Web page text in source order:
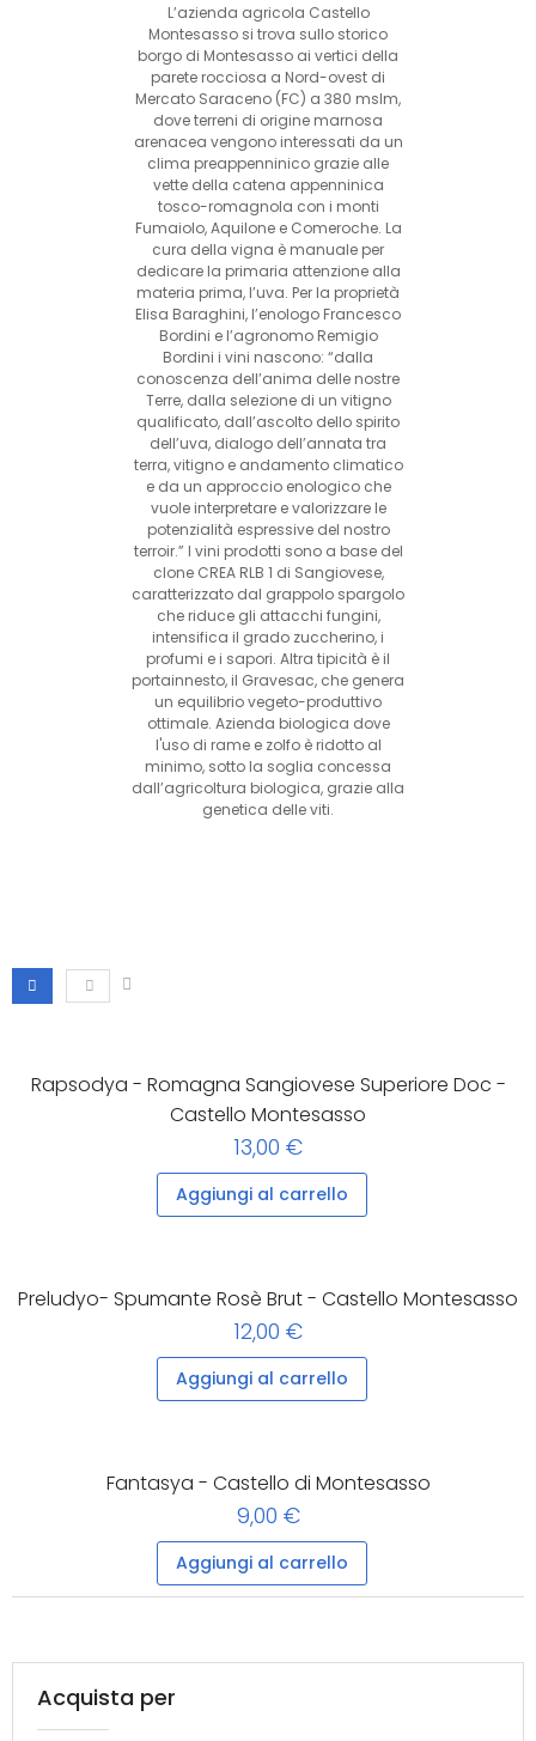
L’azienda agricola Castello
Montesasso si trova sullo storico
borgo di Montesasso ai vertici della
parete rocciosa a Nord-ovest di
Mercato Saraceno (FC) a 380 mslm,
dove terreni di origine marnosa
arenacea vengono interessati da un
clima preappenninico grazie alle
vette della catena appenninica
tosco-romagnola con i monti
Fumaiolo, Aquilone e Comeroche. La
cura della vigna è manuale per
dedicare la primaria attenzione alla
materia prima, l’uva. Per la proprietà
Elisa Baraghini, l’enologo Francesco
Bordini e l’agronomo Remigio
Bordini i vini nascono: “dalla
conoscenza dell’anima delle nostre
Terre, dalla selezione di un vitigno
qualificato, dall’ascolto dello spirito
dell’uva, dialogo dell’annata tra
terra, vitigno e andamento climatico
e da un approccio enologico che
vuole interpretare e valorizzare le
potenzialità espressive del nostro
terroir.” I vini prodotti sono a base del
clone CREA RLB 1 di Sangiovese,
caratterizzato dal grappolo spargolo
che riduce gli attacchi fungini,
intensifica il grado zuccherino, i
profumi e i sapori. Altra tipicità è il
portainnesto, il Gravesac, che genera
un equilibrio vegeto-produttivo
ottimale. Azienda biologica dove
l'uso di rame e zolfo è ridotto al
minimo, sotto la soglia concessa
dall’agricoltura biologica, grazie alla
genetica delle viti.
Rapsodya - Romagna Sangiovese Superiore Doc -
Castello Montesasso
13,00 €
Aggiungi al carrello
Preludyo- Spumante Rosè Brut - Castello Montesasso
12,00 €
Aggiungi al carrello
Fantasya - Castello di Montesasso
9,00 €
Aggiungi al carrello
Acquista per